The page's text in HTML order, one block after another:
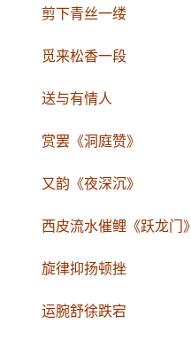
剪下青丝一缕
觅来松香一段
送与有情人
赏罢《洞庭赞》
又韵《夜深沉》
西皮流水催鲤《跃龙门》
旋律抑扬顿挫
运腕舒徐跌宕